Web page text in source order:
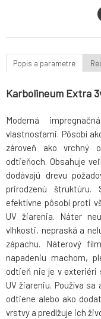
Popis a parametre
Karbolineum Extra
Moderná
vlastnosťami. Pôsobí
zároveň ako vrchný
odtieňoch. Obsahuje
dodávajú drevu
prirodzenú štruktúru.
efektívne pôsobí proti
UV žiarenia. Náter
vlhkosti, nepraská a
zápachu. Náterový
napadeniu machom,
odtieň nie je v
UV žiareniu. Používa
odtiene alebo ako
vrstvy a predlžuje ich